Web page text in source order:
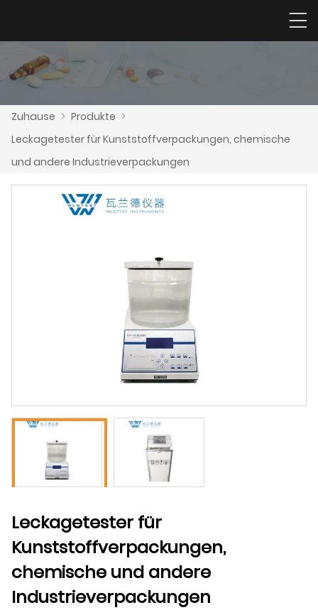
Zuhause > Produkte >
Leckagetester für Kunststoffverpackungen, chemische
und andere Industrieverpackungen
Leckagetester für
Kunststoffverpackungen,
chemische und andere
Industrieverpackungen